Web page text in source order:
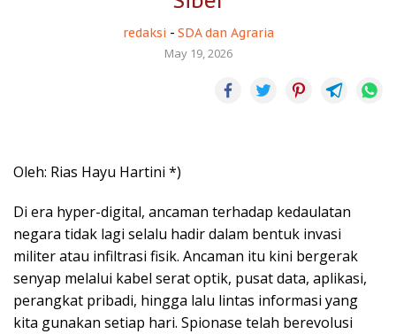
redaksi - SDA dan Agraria
May 19, 2026
Oleh: Rias Hayu Hartini *)
Di era hyper-digital, ancaman terhadap kedaulatan
negara tidak lagi selalu hadir dalam bentuk invasi
militer atau infiltrasi fisik. Ancaman itu kini bergerak
senyap melalui kabel serat optik, pusat data, aplikasi,
perangkat pribadi, hingga lalu lintas informasi yang
kita gunakan setiap hari. Spionase telah berevolusi